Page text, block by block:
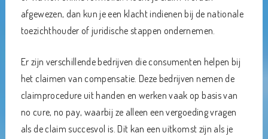
afgewezen, dan kun je een klacht indienen bij de nationale
toezichthouder of juridische stappen ondernemen.
Er zijn verschillende bedrijven die consumenten helpen bij
het claimen van compensatie. Deze bedrijven nemen de
claimprocedure uit handen en werken vaak op basis van
no cure, no pay, waarbij ze alleen een vergoeding vragen
als de claim succesvol is. Dit kan een uitkomst zijn als je